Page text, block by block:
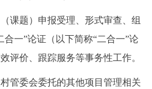
题）申报受理、形式审查、组
一”论证（以下简称“二合一”论
评价、跟踪服务等事务性工作。
委会委托的其他项目管理相关